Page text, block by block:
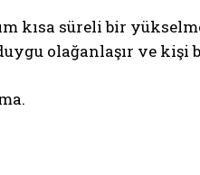
kısa süreli bir
olağanlaşır ve